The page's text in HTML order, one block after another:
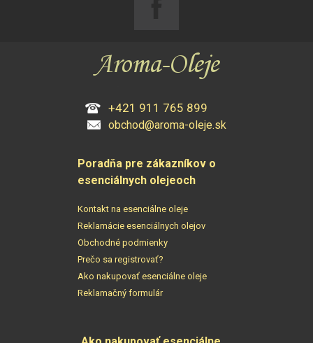
+421 911 765 899
obchod@aroma-oleje.sk
Poradňa pre zákazníkov o
esenciálnych olejeoch
Kontakt na esenciálne oleje
Reklamácie esenciálnych olejov
Obchodné podmienky
Prečo sa registrovať?
Ako nakupovať esenciálne oleje
Reklamačný formulár